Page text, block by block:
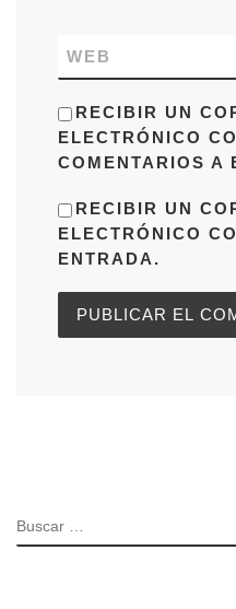
WEB
RECIBIR UN
ELECTRÓNICO
COMENTARIOS A
RECIBIR UN
ELECTRÓNICO
ENTRADA.
BUSCAR